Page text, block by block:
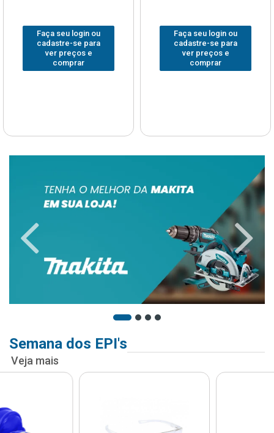
Faça seu login ou
cadastre-se para
ver preços e
comprar
Faça seu login ou
cadastre-se para
ver preços e
comprar
Semana dos EPI's
Veja mais